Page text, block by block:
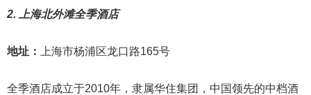
2. 上海北外滩全季酒店
地址： 上海市杨浦区龙口路165号
全季酒店成立于2010年，隶属华住集团，中国领先的中档酒